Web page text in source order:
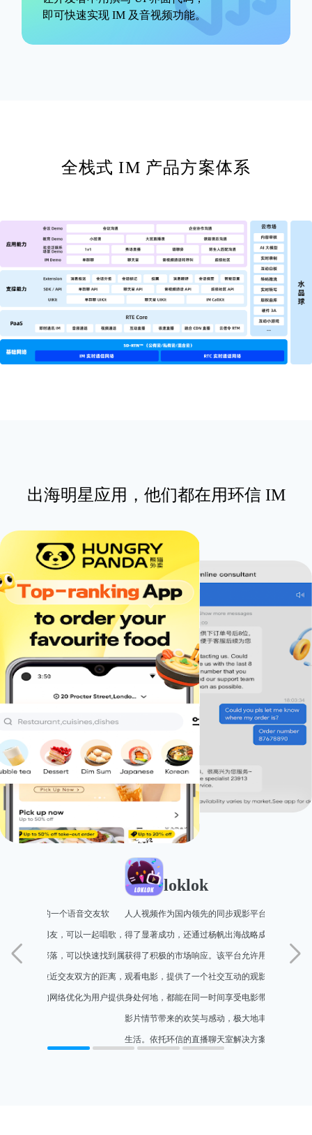
即可快速实现 IM 及音视频功能。
全栈式 IM 产品方案体系
出海明星应用，他们都在用环信 IM
星野是一款人与智能体沟通的应用，让用户与自定义的智能
体建立情感联系。你可以设定它们的外观、声音和人格，与
它们深入交流，甚至分享珍贵的记忆相片。这些智能体既能
成为贴心伴侣，也能是知识渊博的百事通，但请记住，它们
仅由算法驱动，不涉及真人互动。依托环信IM的高并发稳
定服务支撑用户的快速增长。
也可以一区